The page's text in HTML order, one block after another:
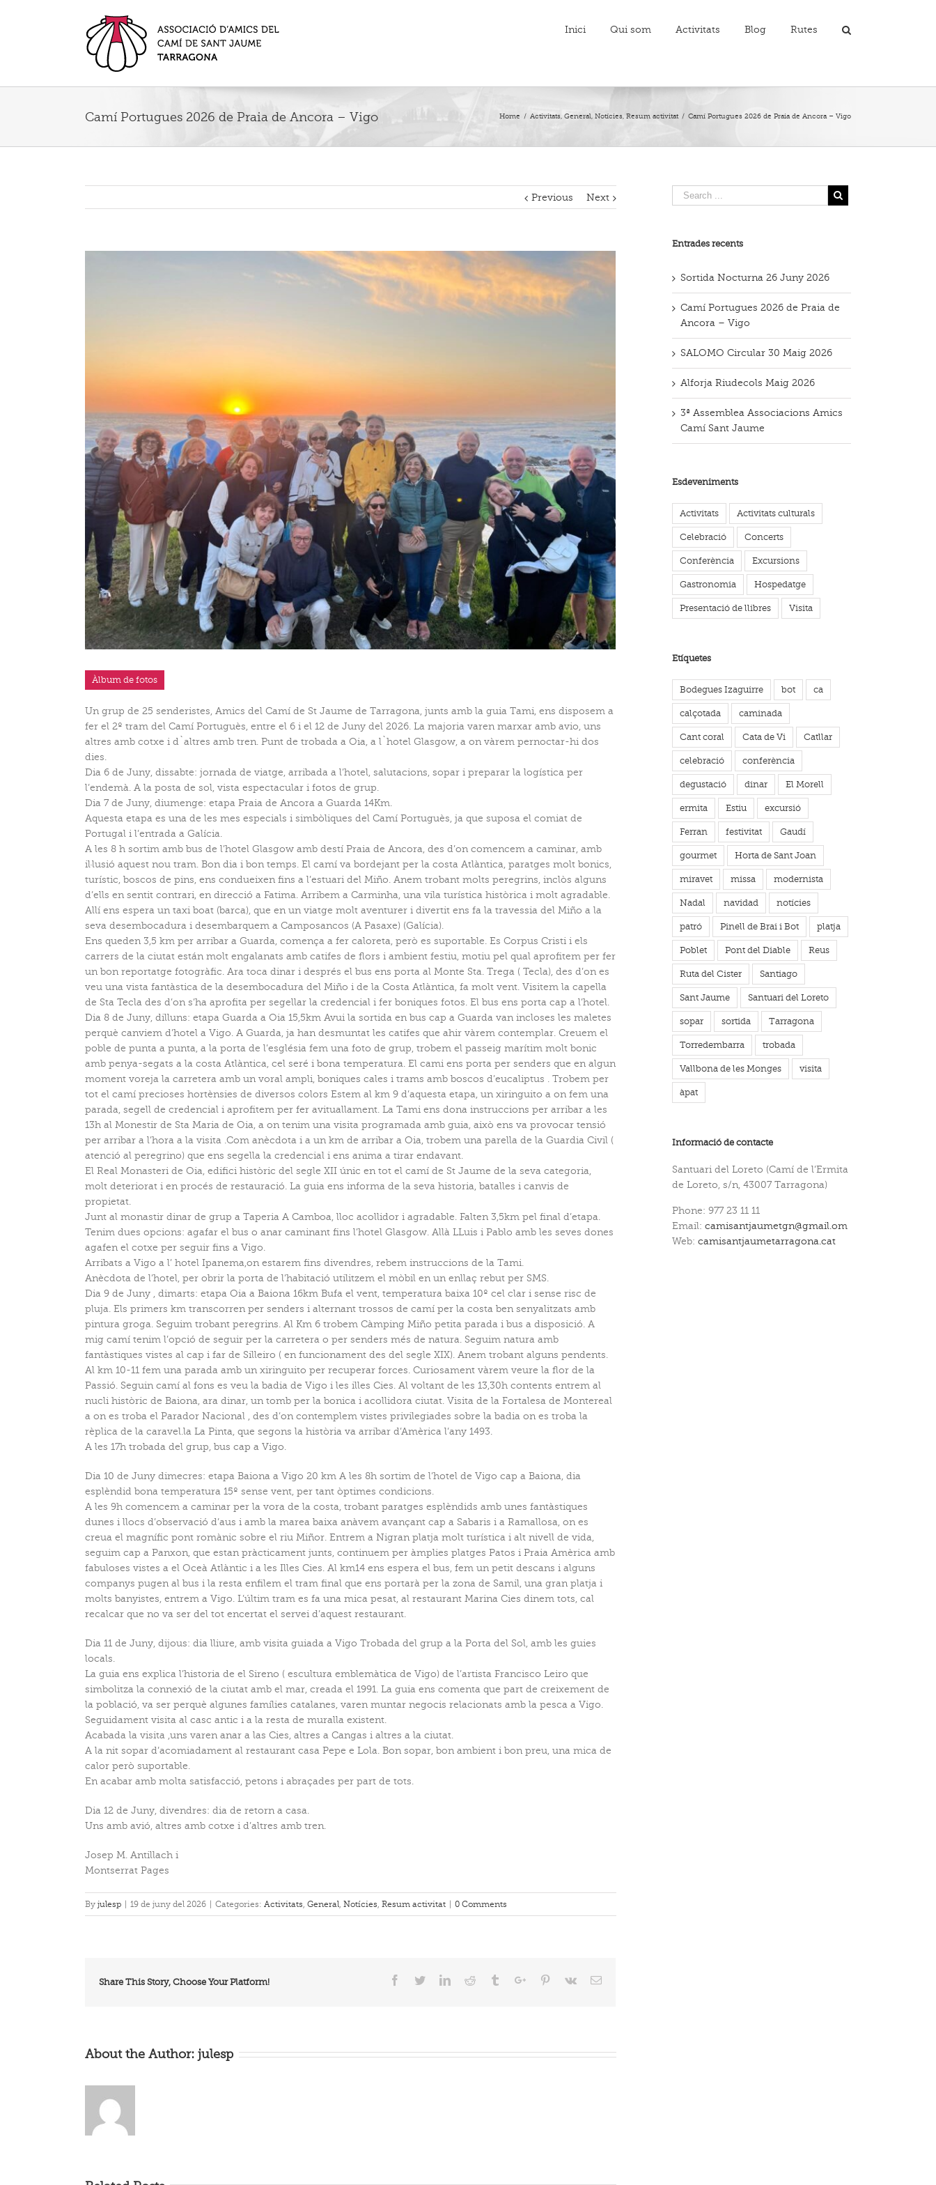
Inici Qui som Activitats Blog Rutes
Camí Portugues 2026 de Praia de Ancora – Vigo Home / Activitats, General, Notícies, Resum activitat / Camí Portugues 2026 de Praia de Ancora – Vigo
Previous Next
Àlbum de fotos
Un grup de 25 senderistes, Amics del Camí de St Jaume de Tarragona, junts amb la guia Tami, ens disposem a
fer el 2º tram del Camí Portuguès, entre el 6 i el 12 de Juny del 2026. La majoria varen marxar amb avio, uns
altres amb cotxe i d`altres amb tren. Punt de trobada a Oia, a l`hotel Glasgow, a on vàrem pernoctar-hi dos
dies.
Dia 6 de Juny, dissabte: jornada de viatge, arribada a l’hotel, salutacions, sopar i preparar la logística per
l’endemà. A la posta de sol, vista espectacular i fotos de grup.
Dia 7 de Juny, diumenge: etapa Praia de Ancora a Guarda 14Km.
Aquesta etapa es una de les mes especials i simbòliques del Camí Portuguès, ja que suposa el comiat de
Portugal i l’entrada a Galícia.
A les 8 h sortim amb bus de l’hotel Glasgow amb destí Praia de Ancora, des d’on comencem a caminar, amb
il·lusió aquest nou tram. Bon dia i bon temps. El camí va bordejant per la costa Atlàntica, paratges molt bonics,
turístic, boscos de pins, ens condueixen fins a l’estuari del Miño. Anem trobant molts peregrins, inclòs alguns
d’ells en sentit contrari, en direcció a Fatima. Arribem a Carminha, una vila turística històrica i molt agradable.
Allí ens espera un taxi boat (barca), que en un viatge molt aventurer i divertit ens fa la travessia del Miño a la
seva desembocadura i desembarquem a Camposancos (A Pasaxe) (Galícia).
Ens queden 3,5 km per arribar a Guarda, comença a fer caloreta, però es suportable. Es Corpus Cristi i els
carrers de la ciutat están molt engalanats amb catifes de flors i ambient festiu, motiu pel qual aprofitem per fer
un bon reportatge fotogràfic. Ara toca dinar i després el bus ens porta al Monte Sta. Trega ( Tecla), des d’on es
veu una vista fantàstica de la desembocadura del Miño i de la Costa Atlàntica, fa molt vent. Visitem la capella
de Sta Tecla des d’on s’ha aprofita per segellar la credencial i fer boniques fotos. El bus ens porta cap a l’hotel.
Dia 8 de Juny, dilluns: etapa Guarda a Oia 15,5km Avui la sortida en bus cap a Guarda van incloses les maletes
perquè canviem d’hotel a Vigo. A Guarda, ja han desmuntat les catifes que ahir vàrem contemplar. Creuem el
poble de punta a punta, a la porta de l’església fem una foto de grup, trobem el passeig marítim molt bonic
amb penya-segats a la costa Atlàntica, cel seré i bona temperatura. El cami ens porta per senders que en algun
moment voreja la carretera amb un voral ampli, boniques cales i trams amb boscos d’eucaliptus . Trobem per
tot el camí precioses hortènsies de diversos colors Estem al km 9 d’aquesta etapa, un xiringuito a on fem una
parada, segell de credencial i aprofitem per fer avituallament. La Tami ens dona instruccions per arribar a les
13h al Monestir de Sta Maria de Oia, a on tenim una visita programada amb guia, això ens va provocar tensió
per arribar a l’hora a la visita .Com anècdota i a un km de arribar a Oia, trobem una parella de la Guardia Civil (
atenció al peregrino) que ens segella la credencial i ens anima a tirar endavant.
El Real Monasteri de Oia, edifici històric del segle XII únic en tot el camí de St Jaume de la seva categoria,
molt deteriorat i en procés de restauració. La guia ens informa de la seva historia, batalles i canvis de
propietat.
Junt al monastir dinar de grup a Taperia A Camboa, lloc acollidor i agradable. Falten 3,5km pel final d’etapa.
Tenim dues opcions: agafar el bus o anar caminant fins l’hotel Glasgow. Allà LLuis i Pablo amb les seves dones
agafen el cotxe per seguir fins a Vigo.
Arribats a Vigo a l’ hotel Ipanema,on estarem fins divendres, rebem instruccions de la Tami.
Anècdota de l’hotel, per obrir la porta de l’habitació utilitzem el mòbil en un enllaç rebut per SMS.
Dia 9 de Juny , dimarts: etapa Oia a Baiona 16km Bufa el vent, temperatura baixa 10º cel clar i sense risc de
pluja. Els primers km transcorren per senders i alternant trossos de camí per la costa ben senyalitzats amb
pintura groga. Seguim trobant peregrins. Al Km 6 trobem Càmping Miño petita parada i bus a disposició. A
mig camí tenim l’opció de seguir per la carretera o per senders més de natura. Seguim natura amb
fantàstiques vistes al cap i far de Silleiro ( en funcionament des del segle XIX). Anem trobant alguns pendents.
Al km 10-11 fem una parada amb un xiringuito per recuperar forces. Curiosament vàrem veure la flor de la
Passió. Seguin camí al fons es veu la badia de Vigo i les illes Cies. Al voltant de les 13,30h contents entrem al
nucli històric de Baiona, ara dinar, un tomb per la bonica i acollidora ciutat. Visita de la Fortalesa de Montereal
a on es troba el Parador Nacional , des d’on contemplem vistes privilegiades sobre la badia on es troba la
rèplica de la caravel.la La Pinta, que segons la història va arribar d’Amèrica l’any 1493.
A les 17h trobada del grup, bus cap a Vigo.
Dia 10 de Juny dimecres: etapa Baiona a Vigo 20 km A les 8h sortim de l’hotel de Vigo cap a Baiona, dia
esplèndid bona temperatura 15º sense vent, per tant òptimes condicions.
A les 9h comencem a caminar per la vora de la costa, trobant paratges esplèndids amb unes fantàstiques
dunes i llocs d’observació d’aus i amb la marea baixa anàvem avançant cap a Sabaris i a Ramallosa, on es
creua el magnífic pont romànic sobre el riu Miñor. Entrem a Nigran platja molt turística i alt nivell de vida,
seguim cap a Panxon, que estan pràcticament junts, continuem per àmplies platges Patos i Praia Amèrica amb
fabuloses vistes a el Oceà Atlàntic i a les Illes Cies. Al km14 ens espera el bus, fem un petit descans i alguns
companys pugen al bus i la resta enfilem el tram final que ens portarà per la zona de Samil, una gran platja i
molts banyistes, entrem a Vigo. L’últim tram es fa una mica pesat, al restaurant Marina Cies dinem tots, cal
recalcar que no va ser del tot encertat el servei d’aquest restaurant.
Dia 11 de Juny, dijous: dia lliure, amb visita guiada a Vigo Trobada del grup a la Porta del Sol, amb les guies
locals.
La guia ens explica l’historia de el Sireno ( escultura emblemàtica de Vigo) de l’artista Francisco Leiro que
simbolitza la connexió de la ciutat amb el mar, creada el 1991. La guia ens comenta que part de creixement de
la població, va ser perquè algunes famílies catalanes, varen muntar negocis relacionats amb la pesca a Vigo.
Seguidament visita al casc antic i a la resta de muralla existent.
Acabada la visita ,uns varen anar a las Cies, altres a Cangas i altres a la ciutat.
A la nit sopar d’acomiadament al restaurant casa Pepe e Lola. Bon sopar, bon ambient i bon preu, una mica de
calor però suportable.
En acabar amb molta satisfacció, petons i abraçades per part de tots.
Dia 12 de Juny, divendres: dia de retorn a casa.
Uns amb avió, altres amb cotxe i d’altres amb tren.
Josep M. Antillach i
Montserrat Pages
By julesp 19 de juny del 2026 Categories: Activitats, General, Notícies, Resum activitat 0 Comments
Share This Story, Choose Your Platform! Facebook
TwitterLinkedinReddit TumblrGoogle+Pinterest
Vk Email
About the Author: julesp
Entrades recents
Sortida Nocturna 26 Juny 2026
Camí Portugues 2026 de Praia de
Ancora – Vigo
SALOMO Circular 30 Maig 2026
Alforja Riudecols Maig 2026
3ª Assemblea Associacions Amics
Camí Sant Jaume
Esdeveniments
Activitats Activitats culturals
Celebració Concerts
Conferència Excursions
Gastronomia Hospedatge
Presentació de llibres Visita
Etíquetes
Bodegues Izaguirre bot ca
calçotada caminada
Cant coral Cata de Vi Catllar
celebració conferència
degustació dinar El Morell
ermita Estiu excursió
Ferran festivitat Gaudí
gourmet Horta de Sant Joan
miravet missa modernista
Nadal navidad notícies
patró Pinell de Brai i Bot platja
Poblet Pont del Diable Reus
Ruta del Cister Santiago
Sant Jaume Santuari del Loreto
sopar sortida Tarragona
Torredembarra trobada
Vallbona de les Monges visita
àpat
Informació de contacte
Santuari del Loreto (Camí de l’Ermita
de Loreto, s/n, 43007 Tarragona)
Phone: 977 23 11 11
Email: camisantjaumetgn@gmail.om
Web: camisantjaumetarragona.cat